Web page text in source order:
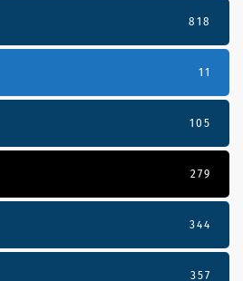
818
11
105
279
344
357